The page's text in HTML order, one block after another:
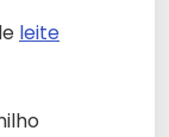
leite